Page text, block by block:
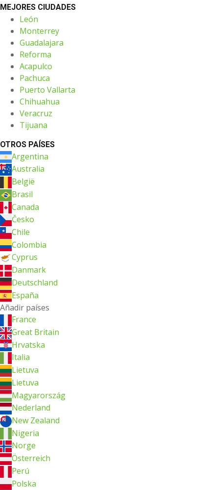
MEJORES CIUDADES
León
Monterrey
Guadalajara
Reforma
Acapulco
Pachuca
Puerto Vallarta
Chihuahua
Veracruz
Tijuana
OTROS PAÍSES
Argentina
Australia
België
Brasil
Canada
Česko
Chile
Colombia
Cyprus
Danmark
Deutschland
España
Añadir países
France
Great Britain
Hrvatska
Italia
Lietuva
Lietuva
Magyarország
Nederland
New Zealand
Nigeria
Norge
Österreich
Perú
Polska